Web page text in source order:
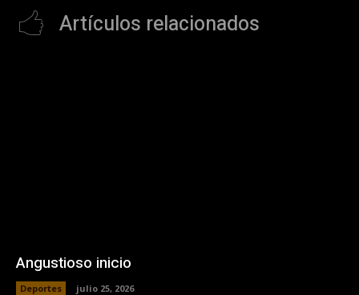
Artículos relacionados
Angustioso inicio
Deportes julio 25, 2026